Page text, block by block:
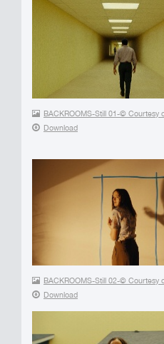
BACKROOMS-Still 01-© Courtesy
Download
BACKROOMS-Still 02-© Courtesy
Download